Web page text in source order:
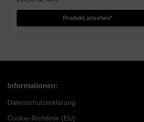
Produkt ansehen*
Informationen:
Datenschutzerklärung
Cookie-Richtlinie (EU)